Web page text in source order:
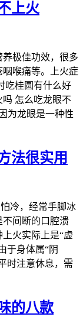
上火
极佳功效，很多
咽喉痛等。上火症
吃桂圆有什么好
怎么吃龙眼不
为龙眼是一种性
法很实用
冷，经常手脚冰
不间断的口腔溃
火实际上是“虚
于身体属“阴
时注意休息，需
的八款